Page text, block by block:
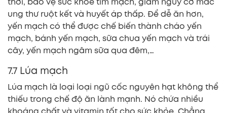
ung thư ruột kết và huyết áp thấp. Để dễ ăn hơn,
yến mạch có thể được chế biến thành cháo yến
mạch, bánh yến mạch, sữa chua yến mạch và trái
cây, yến mạch ngâm sữa qua đêm,…
7.7 Lúa mạch
Lúa mạch là loại loại ngũ cốc nguyên hạt không thể
thiếu trong chế độ ăn lành mạnh. Nó chứa nhiều